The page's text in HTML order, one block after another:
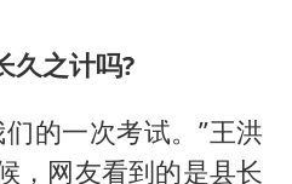
久之计吗?
的一次考试。”王洪
，网友看到的是县长